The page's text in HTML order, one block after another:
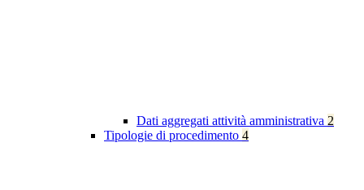
Dati aggregati attività amministrativa 2
Tipologie di procedimento 4